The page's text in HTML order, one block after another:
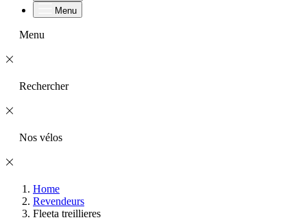
Menu
Menu
Rechercher
Nos vélos
Home
Revendeurs
Fleeta treillieres